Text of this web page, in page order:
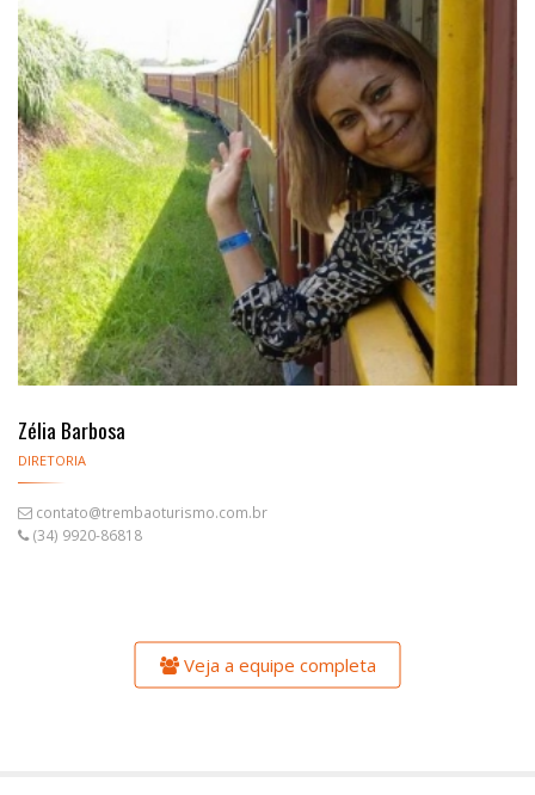
Zélia Barbosa
DIRETORIA
contato@trembaoturismo.com.br
(34) 9920-86818
Veja a equipe completa